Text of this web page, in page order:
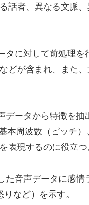
話者、異なる文脈
タに対して前処理を
どが含まれ、また
データから特徴を抽
本周波数（ピッチ
表現するのに役立つ
た音声データに感
など）を示す。